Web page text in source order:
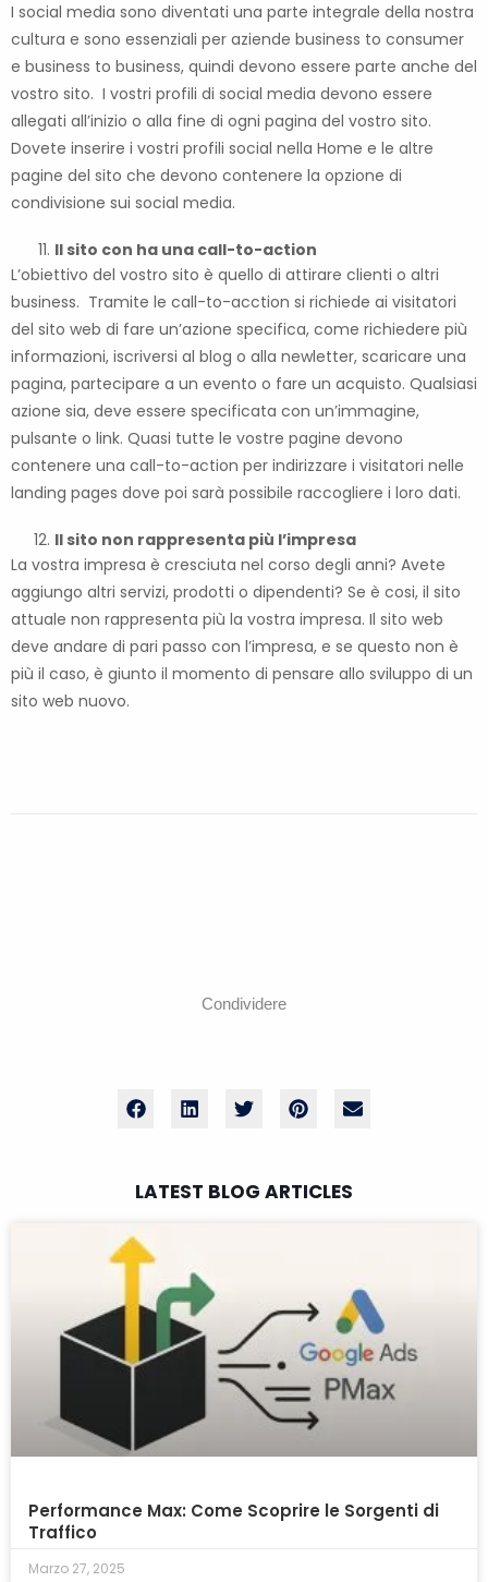
I social media sono diventati una parte integrale della nostra
cultura e sono essenziali per aziende business to consumer
e business to business, quindi devono essere parte anche del
vostro sito. I vostri profili di social media devono essere
allegati all’inizio o alla fine di ogni pagina del vostro sito.
Dovete inserire i vostri profili social nella Home e le altre
pagine del sito che devono contenere la opzione di
condivisione sui social media.
Il sito con ha una call-to-action
L’obiettivo del vostro sito è quello di attirare clienti o altri
business. Tramite le call-to-acction si richiede ai visitatori
del sito web di fare un’azione specifica, come richiedere più
informazioni, iscriversi al blog o alla newletter, scaricare una
pagina, partecipare a un evento o fare un acquisto. Qualsiasi
azione sia, deve essere specificata con un’immagine,
pulsante o link. Quasi tutte le vostre pagine devono
contenere una call-to-action per indirizzare i visitatori nelle
landing pages dove poi sarà possibile raccogliere i loro dati.
Il sito non rappresenta più l’impresa
La vostra impresa è cresciuta nel corso degli anni? Avete
aggiungo altri servizi, prodotti o dipendenti? Se è cosi, il sito
attuale non rappresenta più la vostra impresa. Il sito web
deve andare di pari passo con l’impresa, e se questo non è
più il caso, è giunto il momento di pensare allo sviluppo di un
sito web nuovo.
Condividere
LATEST BLOG ARTICLES
Performance Max: Come Scoprire le Sorgenti di
Traffico
Marzo 27, 2025